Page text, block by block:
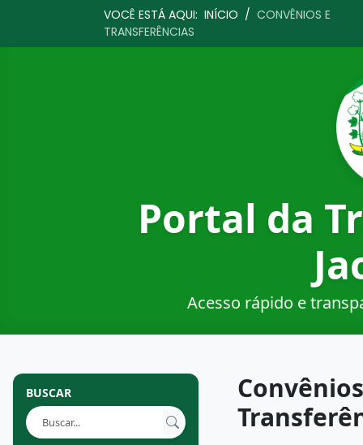
VOCÊ ESTÁ AQUI: INÍCIO / CONVÊNIOS E
TRANSFERÊNCIAS
Portal da
Acesso rápido e
BUSCAR